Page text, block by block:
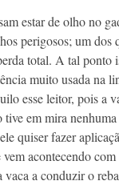
estar de olho no
perigosos; um dos
total. A tal ponto
muito usada na
esse leitor, pois a
tive em mira
quiser fazer
acontecendo com
a conduzir o